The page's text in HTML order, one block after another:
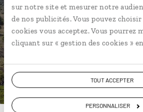
sur notre site et mesurer notre
de nos publicités. Vous pouvez
cookies vous acceptez. Vous pourrez
cliquant sur « gestion des cookies »
TOUT ACCEPTER
PERSONNALISER